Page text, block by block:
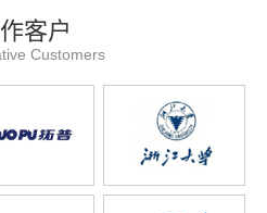
客户
Customers